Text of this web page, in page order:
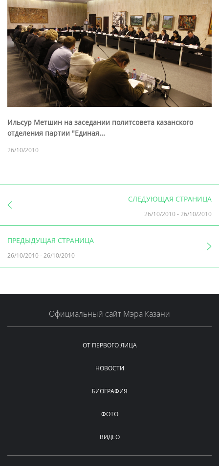
Ильсур Метшин на заседании политсовета казанского
отделения партии "Единая...
26/10/2010
СЛЕДУЮЩАЯ СТРАНИЦА
26/10/2010-26/10/2010
ПРЕДЫДУЩАЯ СТРАНИЦА
26/10/2010-26/10/2010
Официальный сайт Мэра Казани
ОТ ПЕРВОГО ЛИЦА
НОВОСТИ
БИОГРАФИЯ
ФОТО
ВИДЕО